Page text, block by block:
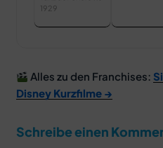
1929
Alles zu den Franchises:
Disney Kurzfilme →
Schreibe einen